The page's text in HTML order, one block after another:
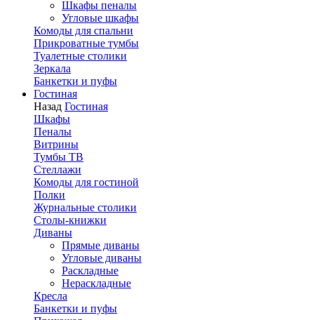
Шкафы пеналы
Угловые шкафы
Комоды для спальни
Прикроватные тумбы
Туалетные столики
Зеркала
Банкетки и пуфы
Гостиная
Назад Гостиная
Шкафы
Пеналы
Витрины
Тумбы ТВ
Стеллажи
Комоды для гостиной
Полки
Журнальные столики
Столы-книжки
Диваны
Прямые диваны
Угловые диваны
Раскладные
Нераскладные
Кресла
Банкетки и пуфы